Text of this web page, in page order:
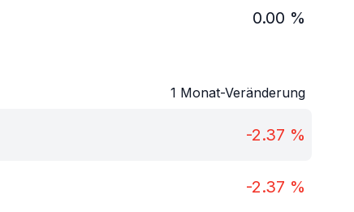
0.00 %
1 Monat-Veränderung
-2.37 %
-2.37 %